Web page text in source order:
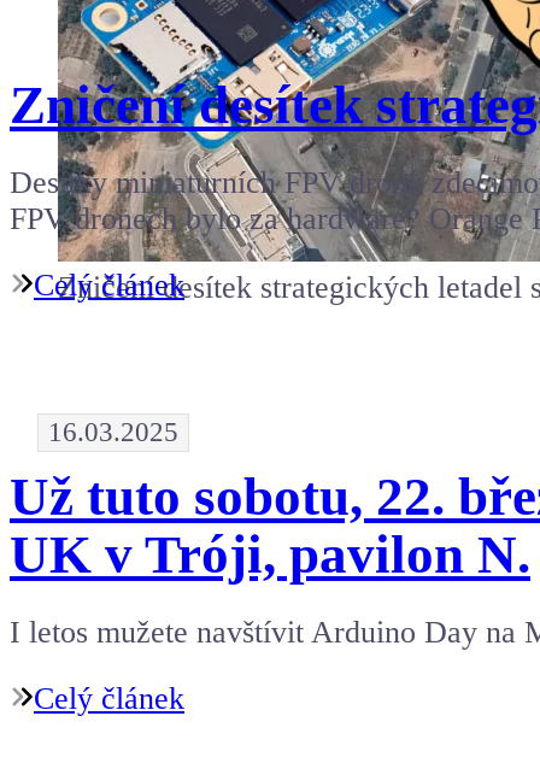
Zničení desítek strategických letadel
Zničení desítek
Desítky miniaturních FPV dronů
FPV dronech bylo za hardware?
Celý článek
16.03.2025
Už tuto sobotu, 22.
UK v Tróji, pavilon N.
I letos mužete navštívit Arduino Day
Celý článek